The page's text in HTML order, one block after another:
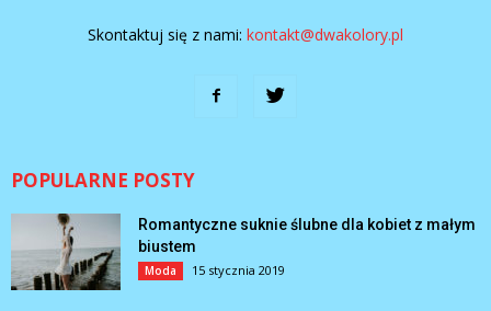
Skontaktuj się z nami: kontakt@dwakolory.pl
POPULARNE POSTY
Romantyczne suknie ślubne dla kobiet z małym
biustem
Moda 15 stycznia 2019